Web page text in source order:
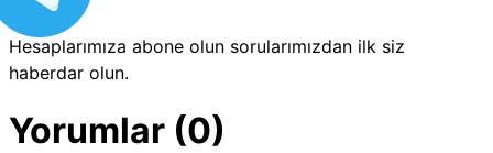
Hesaplarımıza abone olun sorularımızdan ilk siz
haberdar olun.
Yorumlar (0)